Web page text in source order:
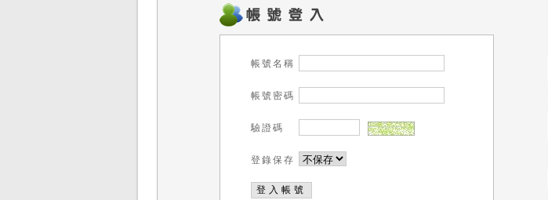
帳號名稱
帳號密碼
驗證碼
登錄保存